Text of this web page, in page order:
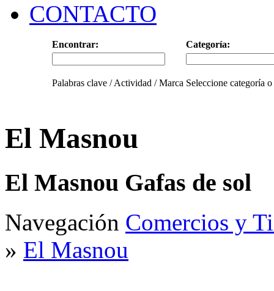
CONTACTO
Encontrar: Categoría:
Palabras clave / Actividad / Marca Seleccione categoría
El Masnou
El Masnou Gafas de sol
Navegación Comercios y
» El Masnou